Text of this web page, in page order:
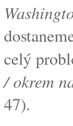
celý
/ okrem
47).